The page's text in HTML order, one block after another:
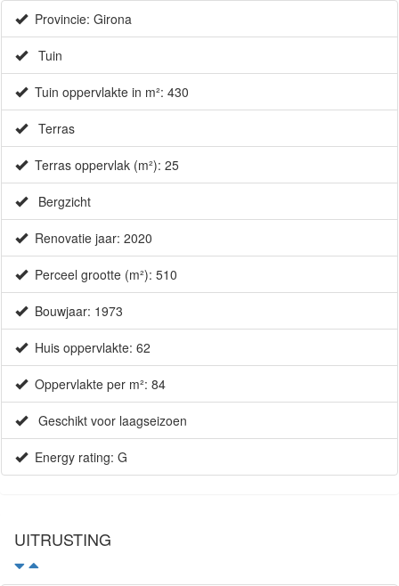
Provincie: Girona
Tuin
Tuin oppervlakte in m²: 430
Terras
Terras oppervlak (m²): 25
Bergzicht
Renovatie jaar: 2020
Perceel grootte (m²): 510
Bouwjaar: 1973
Huis oppervlakte: 62
Oppervlakte per m²: 84
Geschikt voor laagseizoen
Energy rating: G
UITRUSTING